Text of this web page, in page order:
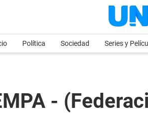
Política Sociedad Series y
-